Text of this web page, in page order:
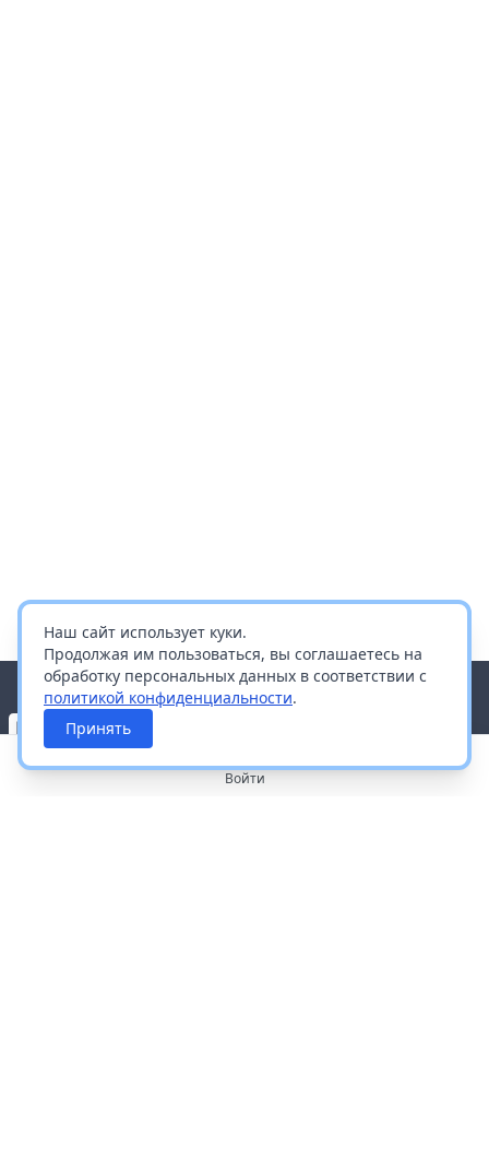
Наш сайт использует куки.
Продолжая им пользоваться, вы соглашаетесь на
обработку персональных данных в соответствии с
политикой конфиденциальности.
Принять
Войти